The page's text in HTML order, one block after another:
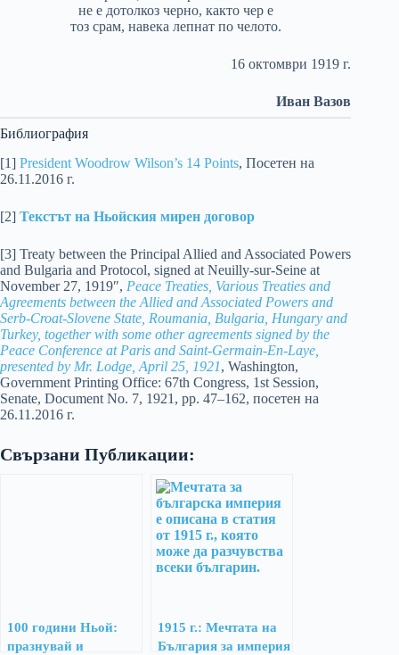
не е дотолкоз черно, както чер е
тоз срам, навека лепнат по челото.
16 октомври 1919 г.
Иван Вазов
Библиография
[1] President Woodrow Wilson’s 14 Points, Посетен на
26.11.2016 г.
[2] Текстът на Ньойския мирен договор
[3] Treaty between the Principal Allied and Associated Powers
and Bulgaria and Protocol, signed at Neuilly-sur-Seine at
November 27, 1919″, Peace Treaties, Various Treaties and
Agreements between the Allied and Associated Powers and
Serb-Croat-Slovene State, Roumania, Bulgaria, Hungary and
Turkey, together with some other agreements signed by the
Peace Conference at Paris and Saint-Germain-En-Laye,
presented by Mr. Lodge, April 25, 1921, Washington,
Government Printing Office: 67th Congress, 1st Session,
Senate, Document No. 7, 1921, pp. 47–162, посетен на
26.11.2016 г.
Свързани Публикации:
100 години Ньой:
празнувай и
1915 г.: Мечтата на
България за империя